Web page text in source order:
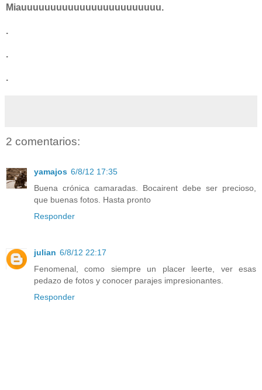
Miauuuuuuuuuuuuuuuuuuuuuuuu.
.
.
.
2 comentarios:
yamajos 6/8/12 17:35
Buena crónica camaradas. Bocairent debe ser precioso,
que buenas fotos. Hasta pronto
Responder
julian 6/8/12 22:17
Fenomenal, como siempre un placer leerte, ver esas
pedazo de fotos y conocer parajes impresionantes.
Responder